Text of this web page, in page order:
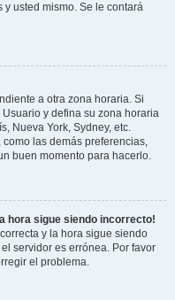
usted mismo. Se le contará
a otra zona horaria. Si
y defina su zona horaria
Nueva York, Sydney, etc.
las demás preferencias,
buen momento para hacerlo.
hora sigue siendo incorrecto!
y la hora sigue siendo
servidor es errónea. Por favor
el problema.